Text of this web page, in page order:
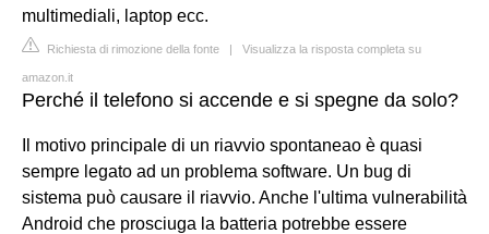
multimediali, laptop ecc.
Richiesta di rimozione della fonte | Visualizza la risposta completa su
amazon.it
Perché il telefono si accende e si spegne da solo?
Il motivo principale di un riavvio spontaneao è quasi
sempre legato ad un problema software. Un bug di
sistema può causare il riavvio. Anche l'ultima vulnerabilità
Android che prosciuga la batteria potrebbe essere